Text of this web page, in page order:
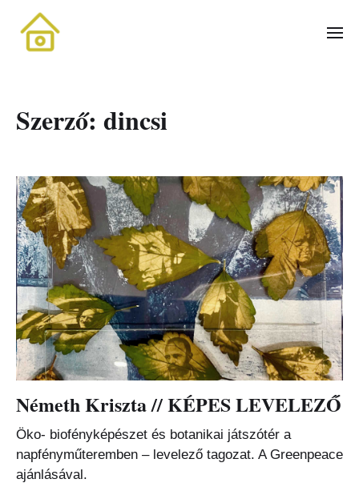
Szerző: dincsi
Németh Kriszta // KÉPES LEVELEZŐ
Öko- biofényképészet és botanikai játszótér a
napfényműteremben – levelező tagozat. A Greenpeace
ajánlásával.